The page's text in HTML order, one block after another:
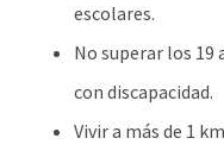
escolares.
No superar los 19
con discapacidad.
Vivir a más de 1